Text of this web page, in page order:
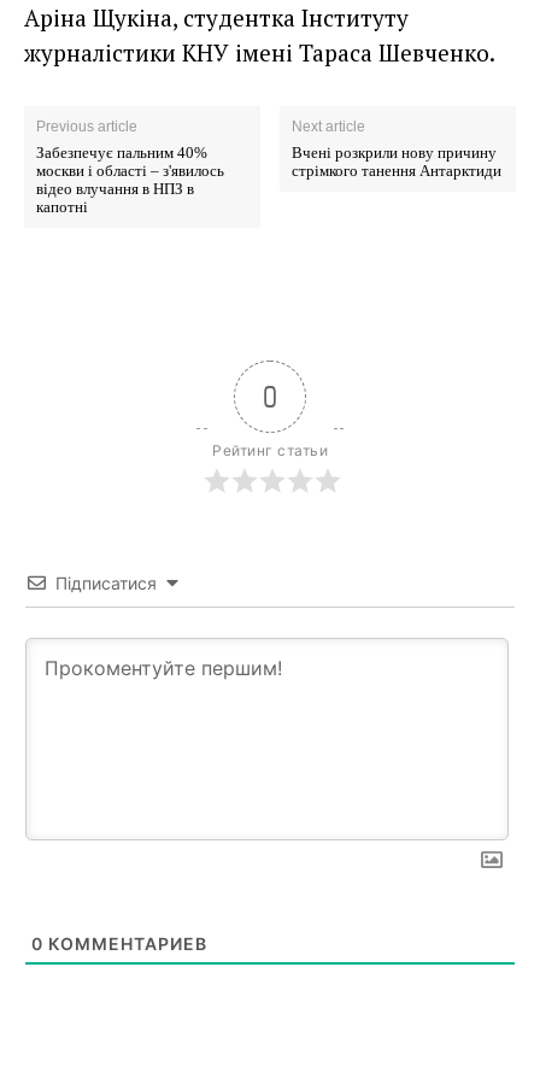
Аріна Щукіна, студентка Інституту
журналістики КНУ імені Тараса Шевченко.
Previous article
Забезпечує пальним 40%
москви і області – з'явилось
відео влучання в НПЗ в
капотні
Next article
Вчені розкрили нову причину
стрімкого танення Антарктиди
0
Рейтинг статьи
Підписатися
0 КОММЕНТАРИЕВ